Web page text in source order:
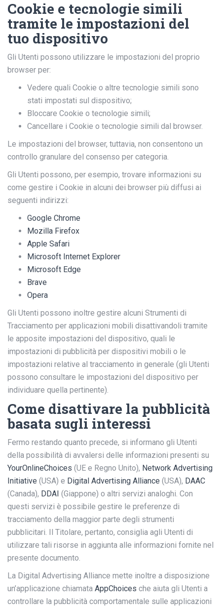
Cookie e tecnologie simili
tramite le impostazioni del
tuo dispositivo
Gli Utenti possono utilizzare le impostazioni del proprio
browser per:
Vedere quali Cookie o altre tecnologie simili sono
stati impostati sul dispositivo;
Bloccare Cookie o tecnologie simili;
Cancellare i Cookie o tecnologie simili dal browser.
Le impostazioni del browser, tuttavia, non consentono un
controllo granulare del consenso per categoria.
Gli Utenti possono, per esempio, trovare informazioni su
come gestire i Cookie in alcuni dei browser più diffusi ai
seguenti indirizzi:
Google Chrome
Mozilla Firefox
Apple Safari
Microsoft Internet Explorer
Microsoft Edge
Brave
Opera
Gli Utenti possono inoltre gestire alcuni Strumenti di
Tracciamento per applicazioni mobili disattivandoli tramite
le apposite impostazioni del dispositivo, quali le
impostazioni di pubblicità per dispositivi mobili o le
impostazioni relative al tracciamento in generale (gli Utenti
possono consultare le impostazioni del dispositivo per
individuare quella pertinente).
Come disattivare la pubblicità
basata sugli interessi
Fermo restando quanto precede, si informano gli Utenti
della possibilità di avvalersi delle informazioni presenti su
YourOnlineChoices (UE e Regno Unito), Network Advertising
Initiative (USA) e Digital Advertising Alliance (USA), DAAC
(Canada), DDAI (Giappone) o altri servizi analoghi. Con
questi servizi è possibile gestire le preferenze di
tracciamento della maggior parte degli strumenti
pubblicitari. Il Titolare, pertanto, consiglia agli Utenti di
utilizzare tali risorse in aggiunta alle informazioni fornite nel
presente documento.
La Digital Advertising Alliance mette inoltre a disposizione
un’applicazione chiamata AppChoices che aiuta gli Utenti a
controllare la pubblicità comportamentale sulle applicazioni